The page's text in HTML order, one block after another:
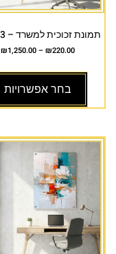
תמונת זכוכית למשרד – AU-003
₪220.00
–
₪1,250.00
בחר אפשרויות